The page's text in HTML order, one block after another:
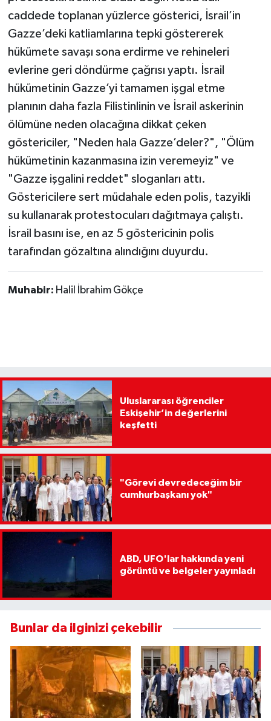
caddede toplanan yüzlerce gösterici, İsrail’in
Gazze’deki katliamlarına tepki göstererek
hükümete savaşı sona erdirme ve rehineleri
evlerine geri döndürme çağrısı yaptı. İsrail
hükümetinin Gazze’yi tamamen işgal etme
planının daha fazla Filistinlinin ve İsrail askerinin
ölümüne neden olacağına dikkat çeken
göstericiler, "Neden hala Gazze’deler?", "Ölüm
hükümetinin kazanmasına izin veremeyiz" ve
"Gazze işgalini reddet" sloganları attı.
Göstericilere sert müdahale eden polis, tazyikli
su kullanarak protestocuları dağıtmaya çalıştı.
İsrail basını ise, en az 5 göstericinin polis
tarafından gözaltına alındığını duyurdu.
Muhabir: Halil İbrahim Gökçe
Uluslararası öğrenciler
Eskişehir’in değerlerini
keşfetti
"Görevi devredeceğim bir
cumhurbaşkanı yok"
ABD, UFO'lar hakkında yeni
görüntü ve belgeler yayınladı
Bunlar da ilginizi çekebilir